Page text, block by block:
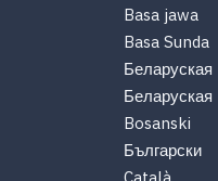
Basa jawa
Basa Sunda
Беларуская
Беларуская
Bosanski
Български